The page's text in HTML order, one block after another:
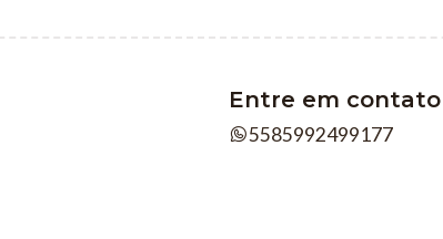
Entre em contato
5585992499177